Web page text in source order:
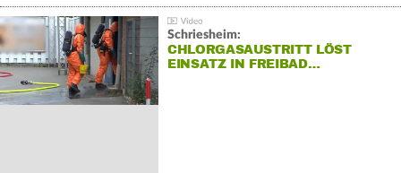
Schriesheim:
CHLORGASAUSTRITT LÖST
EINSATZ IN FREIBAD…